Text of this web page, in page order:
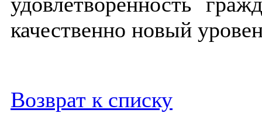
качественно новый
Возврат к списку